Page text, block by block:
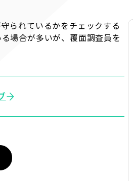
られているかをチェックする
場合が多いが、覆面調査員を